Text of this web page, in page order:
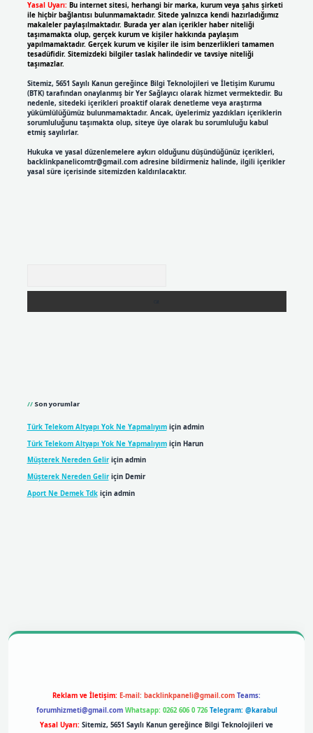
Yasal Uyarı: Bu internet sitesi, herhangi bir marka, kurum veya şahıs şirketi
ile hiçbir bağlantısı bulunmamaktadır. Sitede yalnızca kendi hazırladığımız
makaleler paylaşılmaktadır. Burada yer alan içerikler haber niteliği
taşımamakta olup, gerçek kurum ve kişiler hakkında paylaşım
yapılmamaktadır. Gerçek kurum ve kişiler ile isim benzerlikleri tamamen
tesadüfidir. Sitemizdeki bilgiler taslak halindedir ve tavsiye niteliği
taşımazlar.
Sitemiz, 5651 Sayılı Kanun gereğince Bilgi Teknolojileri ve İletişim Kurumu
(BTK) tarafından onaylanmış bir Yer Sağlayıcı olarak hizmet vermektedir. Bu
nedenle, sitedeki içerikleri proaktif olarak denetleme veya araştırma
yükümlülüğümüz bulunmamaktadır. Ancak, üyelerimiz yazdıkları içeriklerin
sorumluluğunu taşımakta olup, siteye üye olarak bu sorumluluğu kabul
etmiş sayılırlar.
Hukuka ve yasal düzenlemelere aykırı olduğunu düşündüğünüz içerikleri,
backlinkpanelicomtr@gmail.comadresine bildirmeniz halinde, ilgili içerikler
yasal süre içerisinde sitemizden kaldırılacaktır.
Son yorumlar
Türk Telekom Altyapı Yok Ne Yapmalıyımiçin admin
Türk Telekom Altyapı Yok Ne Yapmalıyımiçin Harun
Müşterek Nereden Geliriçin admin
Müşterek Nereden Geliriçin Demir
Aport Ne Demek Tdkiçin admin
Reklam ve İletişim: E-mail: backlinkpaneli@gmail.com Teams:
forumhizmeti@gmail.com Whatsapp: 0262 606 0 726 Telegram: @karabul
Yasal Uyarı: Sitemiz, 5651 Sayılı Kanun gereğince Bilgi Teknolojileri ve